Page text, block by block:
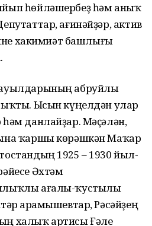
һөйлә­шербеҙ һәм аныҡ
ағинәйҙәр, актив
хакимиәт башлығы
абруйлы
Ысын күңелдән улар
данлайҙар. Мәҫәлән,
ҡаршы көрәшкән Маҡар
1925 – 1930 йыл­
Әхтәм
ағалы-ҡустылы
Ҡарамышевтар, Рәсәйҙең
халыҡ артисы Ғәле